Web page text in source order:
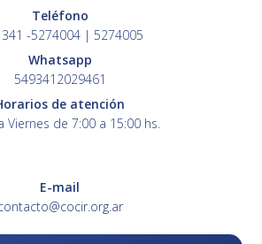
Teléfono
-5274004 | 5274005
Whatsapp
5493412029461
de atención
Viernes de 7:00 a 15:00 hs.
E-mail